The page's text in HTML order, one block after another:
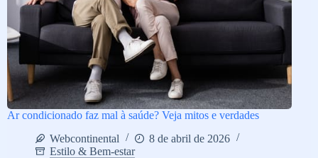
Ar condicionado faz mal à saúde? Veja mitos e verdades
Webcontinental
8 de abril de 2026
Estilo & Bem-estar